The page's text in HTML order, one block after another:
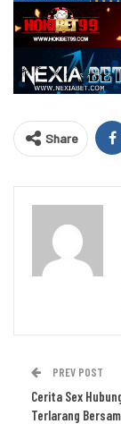
Share
PREV POST
Cerita Sex
Terlarang